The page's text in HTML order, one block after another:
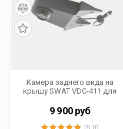
Камера заднего вида на
крышу SWAT VDC-411 для
BENZ/ VOLKSWAGEN и
другого коммерческого
транспорта
9 900 руб